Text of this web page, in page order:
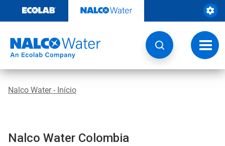
o
Nalco Water - Início
Nalco Water Colombia